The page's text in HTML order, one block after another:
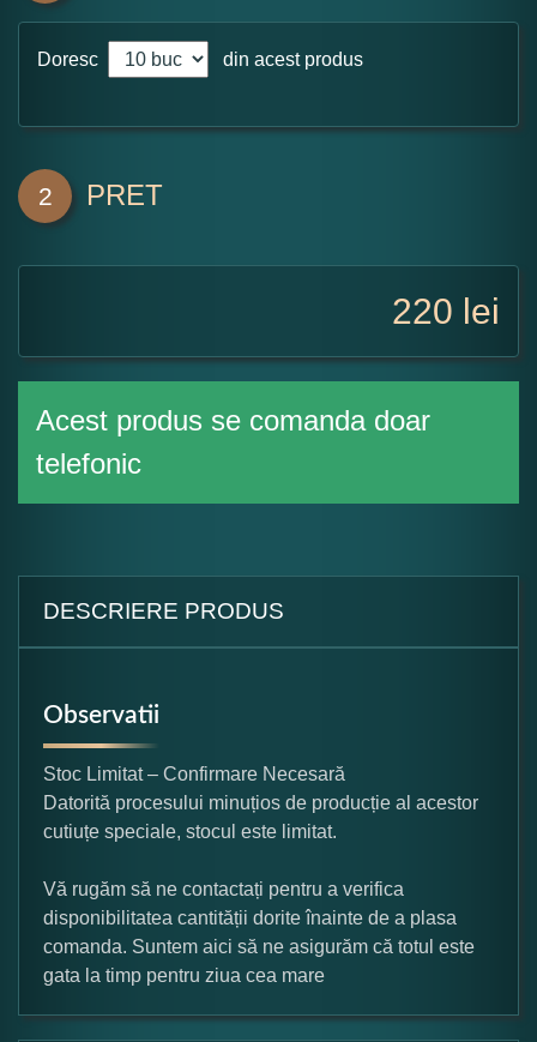
Doresc din acest produs
2 PRET
220 lei
Acest produs se comanda doar
telefonic
DESCRIERE PRODUS
Observatii
Stoc Limitat – Confirmare Necesară
Datorită procesului minuțios de producție al acestor
cutiuțe speciale, stocul este limitat.
Vă rugăm să ne contactați pentru a verifica
disponibilitatea cantității dorite înainte de a plasa
comanda. Suntem aici să ne asigurăm că totul este
gata la timp pentru ziua cea mare